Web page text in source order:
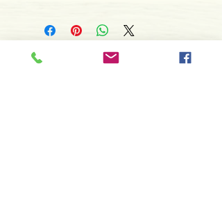
Contacte-nos